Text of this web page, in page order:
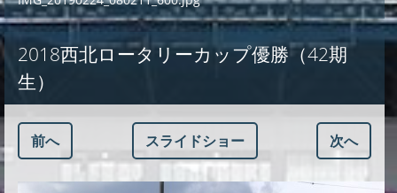
2018西北ロータリーカップ優勝（42期
生）
前へ スライドショー 次へ